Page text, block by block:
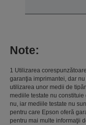
Note:
1 Utilizarea
garanţia imprimantei, dar
utilizarea unor medii de
mediile testate nu
nu, iar mediile testate nu
pentru care Epson oferă
pentru mai multe informaţii